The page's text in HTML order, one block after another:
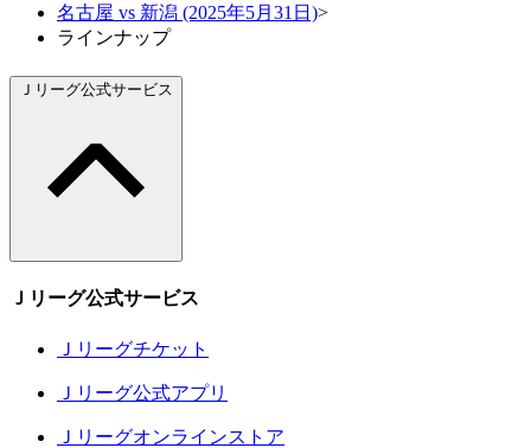
名古屋 vs 新潟 (2025年5月31日)>
ラインナップ
Ｊリーグ公式サービス
Ｊリーグ公式サービス
Ｊリーグチケット
Ｊリーグ公式アプリ
Ｊリーグオンラインストア